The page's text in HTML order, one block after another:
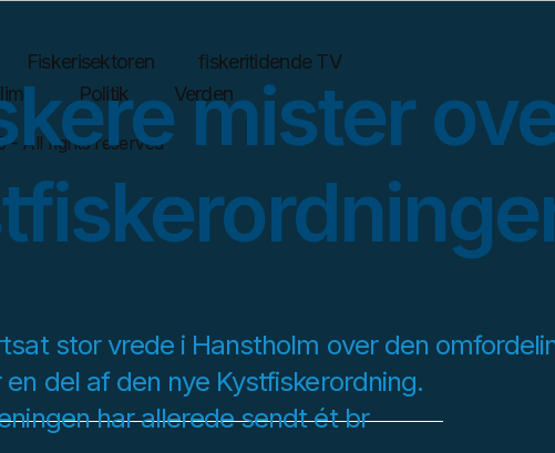
Fiskerisektoren
fiskeritidende TV
Politik Verden
- All rights reserved
mister
stor vrede i Hanstholm over den
en del af den nye Kystfiskerordning.
har allerede sendt ét br